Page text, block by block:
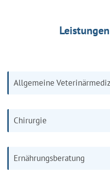
Allgemeine
Chirurgie
Ernährungsberatung